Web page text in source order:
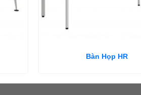
Bàn Họp HR